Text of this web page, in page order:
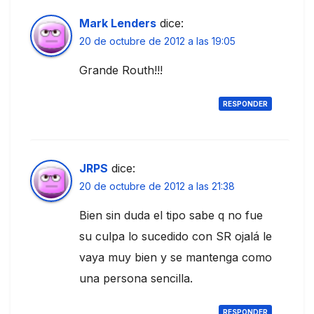
Mark Lenders dice:
20 de octubre de 2012 a las 19:05
Grande Routh!!!
RESPONDER
JRPS dice:
20 de octubre de 2012 a las 21:38
Bien sin duda el tipo sabe q no fue
su culpa lo sucedido con SR ojalá le
vaya muy bien y se mantenga como
una persona sencilla.
RESPONDER